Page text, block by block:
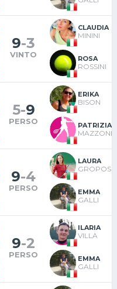
9-3
VINTO
CLAUDIA
MININI
ROSA
ROSSINI
5-9
PERSO
ERIKA
BISON
PATRIZIA
MAZZONI
9-4
PERSO
LAURA
EMMA
GALLI
9-2
PERSO
ILARIA
VILLA
EMMA
GALLI